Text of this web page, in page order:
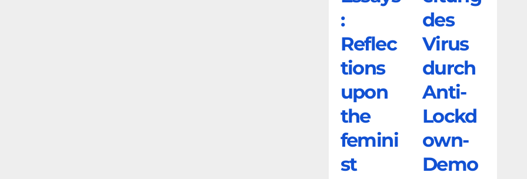
:
Reflec
tions
upon
the
femini
st
des
Virus
durch
Anti-
Lockd
own-
Demo